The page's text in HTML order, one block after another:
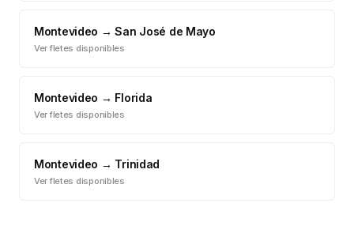
Montevideo →San José de Mayo
Ver fletes disponibles
Montevideo → Florida
Ver fletes disponibles
Montevideo → Trinidad
Ver fletes disponibles